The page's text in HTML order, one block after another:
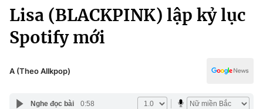
Chuyên mục
Chính trị
Pháp luật
Kinh tế
Thể thao
Truyền hình
Y tế
Công nghệ
Lisa (BLACKPINK) lập kỷ lục
Spotify mới
A (Theo Allkpop)
Nghe đọc bài 0:58